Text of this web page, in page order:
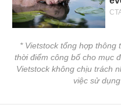
* Vietstock tổng hợp thông
thời điểm công bố cho mục
Vietstock không chịu trách
việc sử